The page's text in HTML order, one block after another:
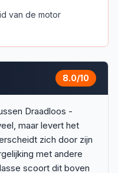
van de motor
8.0/10
Draadloos -
maar levert het
zich door zijn
met andere
scoort dit boven